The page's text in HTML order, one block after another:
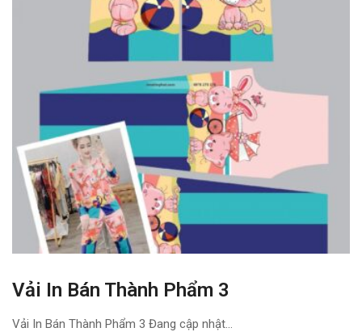
Vải In Bán Thành Phẩm 3
Vải In Bán Thành Phẩm 3 Đang cập nhật...